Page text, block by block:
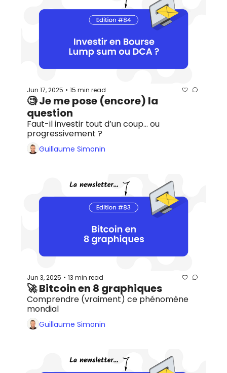
Jun 17, 2025 • 15 min read
🧐 Je me pose (encore) la
question
Faut-il investir tout d’un coup... ou
progressivement ?
Guillaume Simonin
Jun 3, 2025 • 13 min read
🚀 Bitcoin en 8 graphiques
Comprendre (vraiment) ce phénomène
mondial
Guillaume Simonin